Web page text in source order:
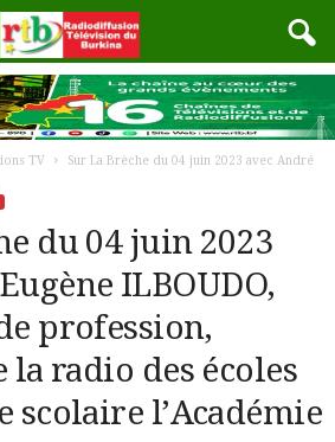
TV
Sur La Brèche du 04 juin 2023 avec André
du 04 juin 2023
ILBOUDO,
profession,
radio des écoles
scolaire l’Académie